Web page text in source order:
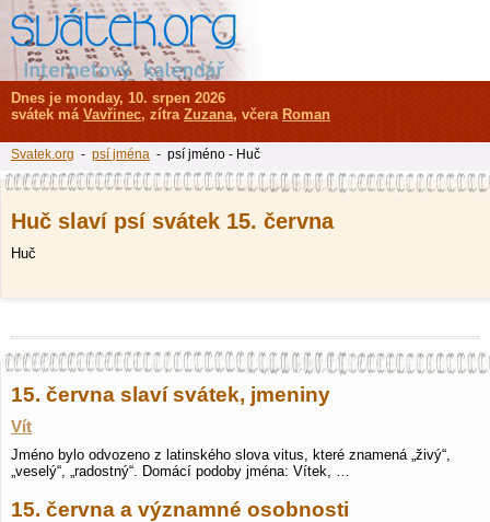
Huč slaví psí svátek 15. června
Huč
15. června slaví svátek, jmeniny
Vít
Jméno bylo odvozeno z latinského slova vitus, které znamená „živý“,
„veselý“, „radostný“. Domácí podoby jména: Vítek, …
15. června a významné osobnosti
Dnes je monday, 10. srpen 2026
svátek má Vavřinec, zítra Zuzana, včera Roman
Svatek.org - psí jména - psí jméno - Huč